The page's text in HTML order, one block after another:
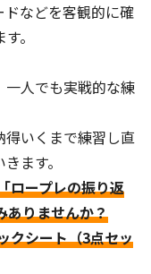
ドなどを客観的に確
。
一人でも実戦的な練
得いくまで練習し直
ます。
ロープレの振り返
ありませんか？
クシート（3点セッ